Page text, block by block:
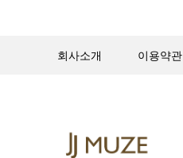
회사소개 이용약관